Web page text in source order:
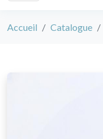
Accueil Catalogue